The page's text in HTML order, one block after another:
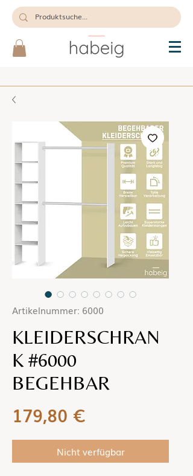
Artikelnummer: 6000
KLEIDERSCHRAN
K #6000
BEGEHBAR
179,80 €Preis
Nicht verfügbar